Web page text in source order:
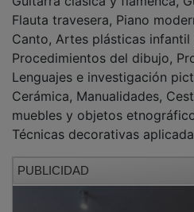
Flauta travesera, Piano
Canto, Artes plásticas infantil
Procedimientos del dibujo,
Lenguajes e investigación
Cerámica, Manualidades,
muebles y objetos
Técnicas decorativas